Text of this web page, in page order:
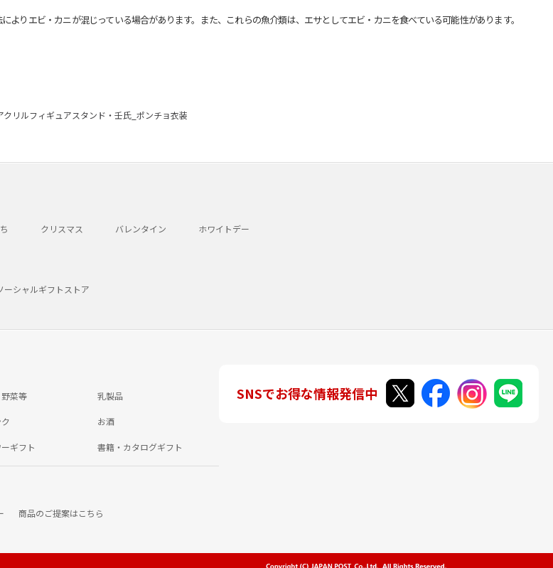
りエビ・カニが混じっている場合があります。また、これらの魚介類は、エサとしてエビ・カニを食べている可能性があります。
リルフィギュアスタンド・壬氏_ポンチョ衣装
クリスマス バレンタイン ホワイトデー
ーシャルギフトストア
菜等 乳製品
お酒
ギフト 書籍・カタログギフト
商品のご提案はこちら
SNSでお得な情報発信中